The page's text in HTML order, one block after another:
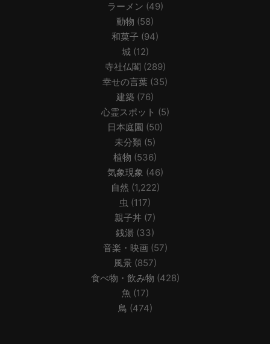
ラーメン (49)
動物 (58)
和菓子 (94)
城(12)
寺社仏閣 (289)
幸せの言葉 (35)
建築 (76)
心霊スポット (5)
日本庭園 (50)
未分類 (5)
植物 (536)
気象現象 (46)
自然 (1,222)
虫 (117)
親子丼 (7)
銭湯 (33)
音楽・映画 (57)
風景(857)
食べ物・飲み物 (428)
魚 (17)
鳥 (474)